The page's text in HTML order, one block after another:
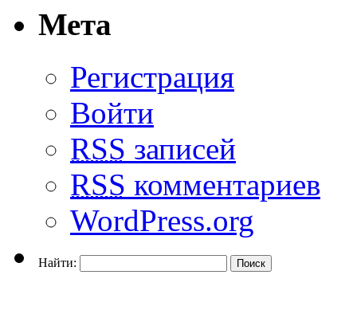
Мета
Регистрация
Войти
RSS записей
RSS комментариев
WordPress.org
Найти: